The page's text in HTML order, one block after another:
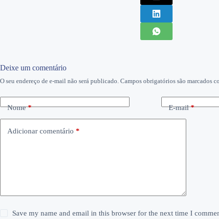
Deixe um comentário
O seu endereço de e-mail não será publicado. Campos obrigatórios são marcados
Nome* E-mail*
Adicionar comentário *
Save my name and email in this browser for the next time I